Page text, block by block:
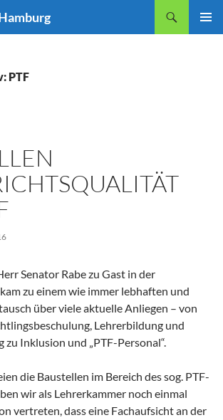
PTF
Senator Rabe zu Gast in der
zu einem wie immer lebhaften und
über viele aktuelle Anliegen – von
Lehrerbildung und
Inklusion und „PTF-Personal“.
die Baustellen im Bereich des sog. PTF-
wir als Lehrerkammer noch einmal
vertreten, dass eine Fachaufsicht an der